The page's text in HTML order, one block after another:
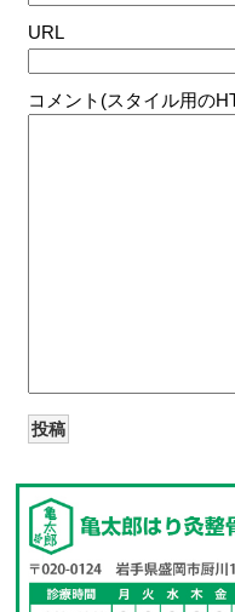
URL
コメント(スタイル用の